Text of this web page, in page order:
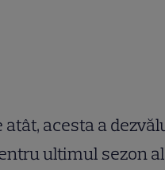
acesta a
ultimul sezon